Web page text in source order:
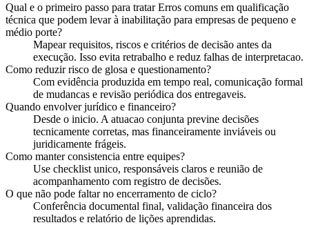
Qual e o primeiro passo para tratar Erros comuns em qualificação
técnica que podem levar à inabilitação para empresas de pequeno e
médio porte?
Mapear requisitos, riscos e critérios de decisão antes da
execução. Isso evita retrabalho e reduz falhas de interpretacao.
Como reduzir risco de glosa e questionamento?
Com evidência produzida em tempo real, comunicação formal
de mudancas e revisão periódica dos entregaveis.
Quando envolver jurídico e financeiro?
Desde o inicio. A atuacao conjunta previne decisões
tecnicamente corretas, mas financeiramente inviáveis ou
juridicamente frágeis.
Como manter consistencia entre equipes?
Use checklist unico, responsáveis claros e reunião de
acompanhamento com registro de decisões.
O que não pode faltar no encerramento de ciclo?
Conferência documental final, validação financeira dos
resultados e relatório de lições aprendidas.